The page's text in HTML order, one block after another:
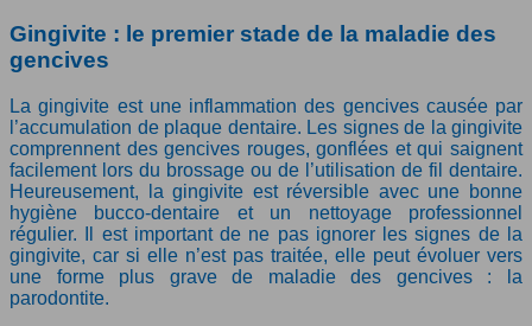
Gingivite : le premier stade de la maladie des
gencives
La gingivite est une inflammation des gencives causée par
l’accumulation de plaque dentaire. Les signes de la gingivite
comprennent des gencives rouges, gonflées et qui saignent
facilement lors du brossage ou de l’utilisation de fil dentaire.
Heureusement, la gingivite est réversible avec une bonne
hygiène bucco-dentaire et un nettoyage professionnel
régulier. Il est important de ne pas ignorer les signes de la
gingivite, car si elle n’est pas traitée, elle peut évoluer vers
une forme plus grave de maladie des gencives : la
parodontite.